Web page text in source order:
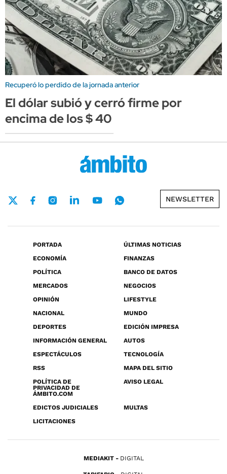
Recuperó lo perdido de la jornada anterior
El dólar subió y cerró firme por
encima de los $ 40
NEWSLETTER
PORTADA
ÚLTIMAS NOTICIAS
ECONOMÍA
FINANZAS
POLÍTICA
BANCO DE DATOS
MERCADOS
NEGOCIOS
OPINIÓN
LIFESTYLE
NACIONAL
MUNDO
DEPORTES
EDICIÓN IMPRESA
INFORMACIÓN GENERAL
AUTOS
ESPECTÁCULOS
TECNOLOGÍA
RSS
MAPA DEL SITIO
POLÍTICA DE
PRIVACIDAD DE
ÁMBITO.COM
AVISO LEGAL
EDICTOS JUDICIALES
MULTAS
LICITACIONES
MEDIAKIT DIGITAL